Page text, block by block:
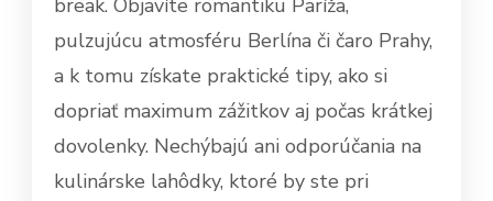
pulzujúcu atmosféru Berlína či čaro Prahy,
a k tomu získate praktické tipy, ako si
dopriať maximum zážitkov aj počas krátkej
dovolenky. Nechýbajú ani odporúčania na
kulinárske lahôdky, ktoré by ste pri